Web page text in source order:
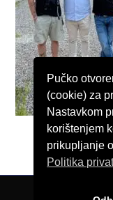
Pučko
(cookie) za
Nastavkom
korištenjem
prikupljanje
Politika